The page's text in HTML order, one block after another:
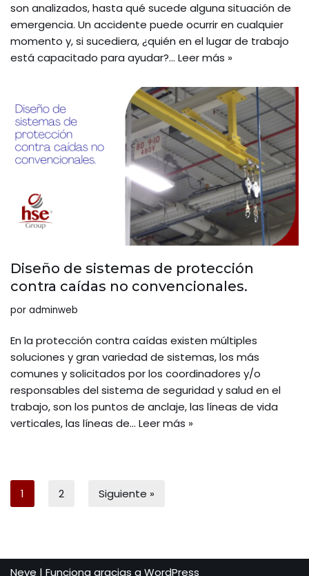
son analizados, hasta qué sucede alguna situación de
emergencia. Un accidente puede ocurrir en cualquier
momento y, si sucediera, ¿quién en el lugar de trabajo
está capacitado para ayudar?… Leer más »
Diseño de sistemas de protección
contra caídas no convencionales.
por adminweb
En la protección contra caídas existen múltiples
soluciones y gran variedad de sistemas, los más
comunes y solicitados por los coordinadores y/o
responsables del sistema de seguridad y salud en el
trabajo, son los puntos de anclaje, las líneas de vida
verticales, las líneas de… Leer más »
1 2 Siguiente »
Neve | Funciona gracias a WordPress